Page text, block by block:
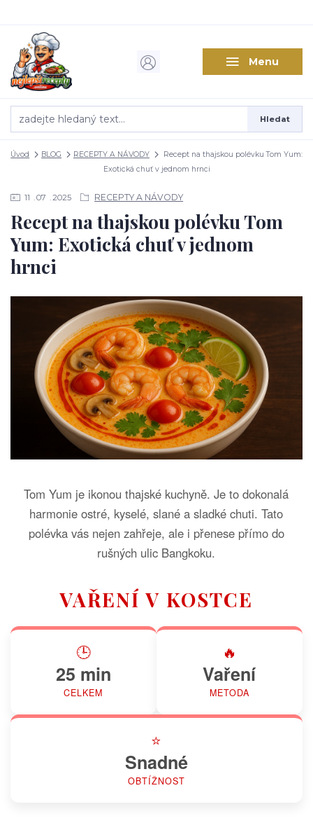
Menu
Hledat
Úvod BLOG RECEPTY A NÁVODY
Recept na thajskou polévku Tom Yum:
Exotická chuť v jednom hrnci
11 07 2025 RECEPTY A NÁVODY
Recept na thajskou polévku Tom
Yum: Exotická chuť v jednom
hrnci
Tom Yum je ikonou thajské kuchyně. Je to dokonalá
harmonie ostré, kyselé, slané a sladké chuti. Tato
polévka vás nejen zahřeje, ale i přenese přímo do
rušných ulic Bangkoku.
VAŘENÍ V KOSTCE
🕒
25 min
CELKEM
🔥
Vaření
METODA
⭐
Snadné
OBTÍŽNOST